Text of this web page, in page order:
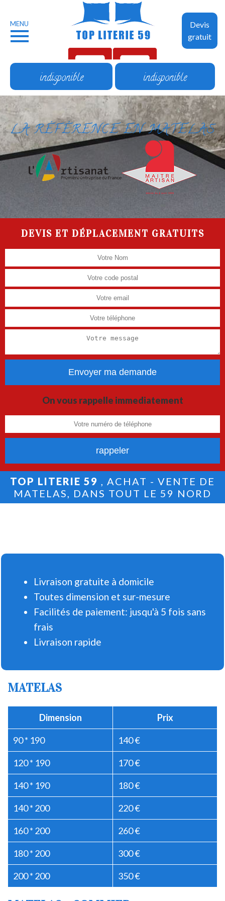
Devis
gratuit
MENU
indisponible indisponible
LA RÉFÉRENCE EN MATELAS
DEVIS ET DÉPLACEMENT GRATUITS
On vous rappelle immediatement
TOP LITERIE 59 , ACHAT - VENTE DE
MATELAS, DANS TOUT LE 59 NORD
Livraison gratuite à domicile
Toutes dimension et sur-mesure
Facilités de paiement: jusqu'à 5 fois sans
frais
Livraison rapide
MATELAS
Dimension Prix
90 * 190 140 €
120 * 190 170 €
140 * 190 180 €
140 * 200 220 €
160 * 200 260 €
180 * 200 300 €
200 * 200 350 €